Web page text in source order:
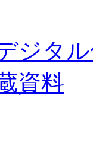
ジタ
資料